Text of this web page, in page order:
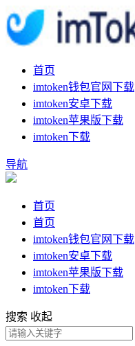
首页
imtoken钱包官网下载
imtoken安卓下载
imtoken苹果版下载
imtoken下载
导航
首页
首页
imtoken钱包官网下载
imtoken安卓下载
imtoken苹果版下载
imtoken下载
搜索 收起